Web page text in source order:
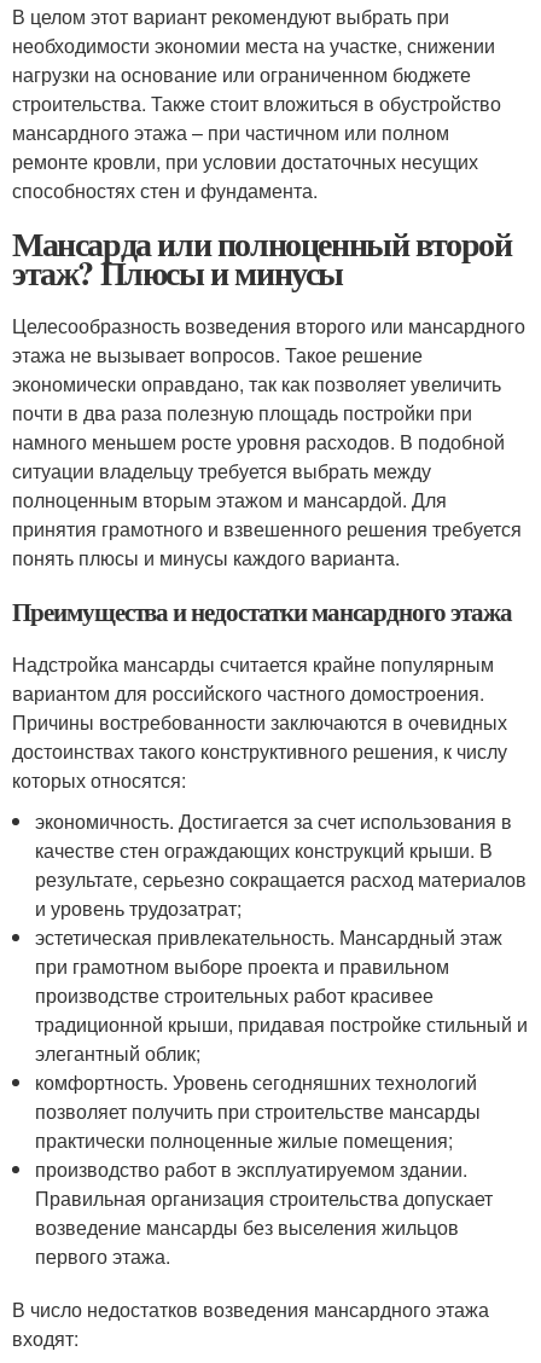
В целом этот вариант рекомендуют выбрать при
необходимости экономии места на участке, снижении
нагрузки на основание или ограниченном бюджете
строительства. Также стоит вложиться в обустройство
мансардного этажа – при частичном или полном
ремонте кровли, при условии достаточных несущих
способностях стен и фундамента.
Мансарда или полноценный второй
этаж? Плюсы и минусы
Целесообразность возведения второго или мансардного
этажа не вызывает вопросов. Такое решение
экономически оправдано, так как позволяет увеличить
почти в два раза полезную площадь постройки при
намного меньшем росте уровня расходов. В подобной
ситуации владельцу требуется выбрать между
полноценным вторым этажом и мансардой. Для
принятия грамотного и взвешенного решения требуется
понять плюсы и минусы каждого варианта.
Преимущества и недостатки мансардного этажа
Надстройка мансарды считается крайне популярным
вариантом для российского частного домостроения.
Причины востребованности заключаются в очевидных
достоинствах такого конструктивного решения, к числу
которых относятся:
экономичность. Достигается за счет использования в
качестве стен ограждающих конструкций крыши. В
результате, серьезно сокращается расход материалов
и уровень трудозатрат;
эстетическая привлекательность. Мансардный этаж
при грамотном выборе проекта и правильном
производстве строительных работ красивее
традиционной крыши, придавая постройке стильный и
элегантный облик;
комфортность. Уровень сегодняшних технологий
позволяет получить при строительстве мансарды
практически полноценные жилые помещения;
производство работ в эксплуатируемом здании.
Правильная организация строительства допускает
возведение мансарды без выселения жильцов
первого этажа.
В число недостатков возведения мансардного этажа
входят: